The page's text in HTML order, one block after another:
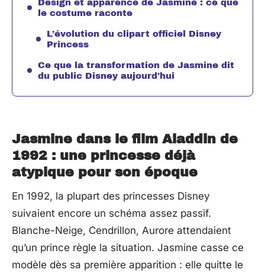
Design et apparence de Jasmine : ce que
le costume raconte
L’évolution du clipart officiel Disney
Princess
Ce que la transformation de Jasmine dit
du public Disney aujourd’hui
Jasmine dans le film Aladdin de
1992 : une princesse déjà
atypique pour son époque
En 1992, la plupart des princesses Disney
suivaient encore un schéma assez passif.
Blanche-Neige, Cendrillon, Aurore attendaient
qu’un prince règle la situation. Jasmine casse ce
modèle dès sa première apparition : elle quitte le